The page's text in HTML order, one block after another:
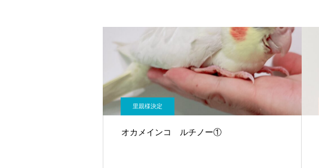
里親様決定
オカメインコ ルチノー①